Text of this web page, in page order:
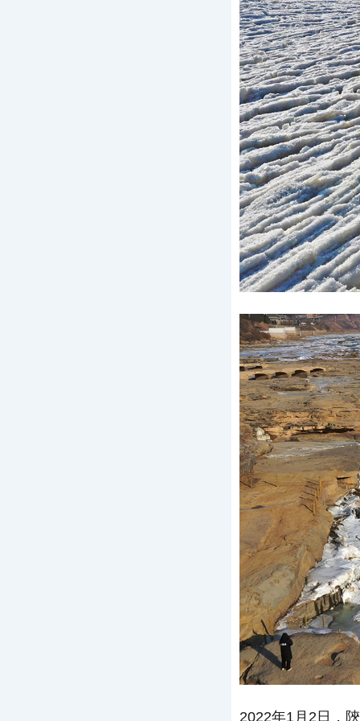
2022年1月2日，